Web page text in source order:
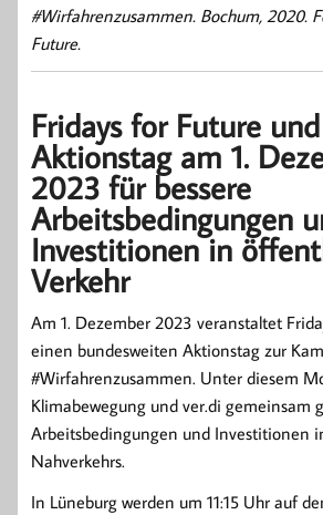
#Wirfahrenzusammen. Bochum, 2020.
Future.
Fridays for Future
Aktionstag am 1.
2023 für bessere
Arbeitsbedingungen
Investitionen in
Verkehr
Am 1. Dezember 2023 veranstaltet
einen bundesweiten Aktionstag zur
#Wirfahrenzusammen. Unter diesem
Klimabewegung und ver.di gemeinsam
Arbeitsbedingungen und Investitionen
Nahverkehrs.
In Lüneburg werden um 11:15 Uhr auf